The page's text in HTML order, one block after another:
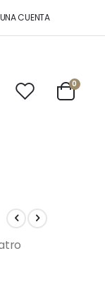
CUENTA
Cart
0